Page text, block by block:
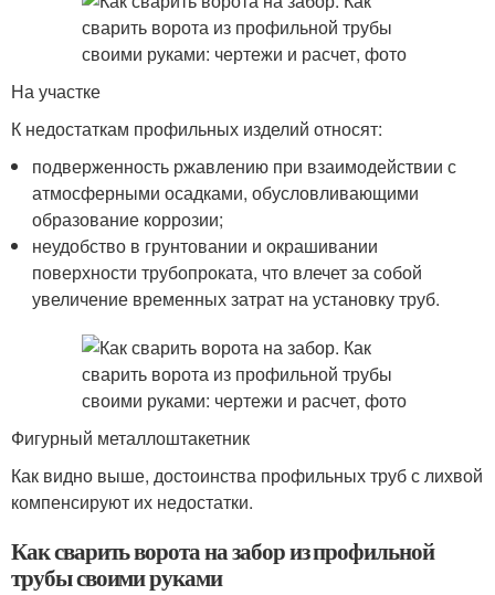
На участке
К недостаткам профильных изделий относят:
подверженность ржавлению при взаимодействии с
атмосферными осадками, обусловливающими
образование коррозии;
неудобство в грунтовании и окрашивании
поверхности трубопроката, что влечет за собой
увеличение временных затрат на установку труб.
Фигурный металлоштакетник
Как видно выше, достоинства профильных труб с лихвой
компенсируют их недостатки.
Как сварить ворота на забор из профильной
трубы своими руками